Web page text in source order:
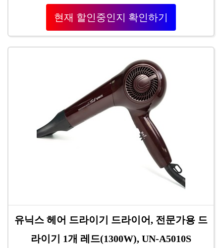
현재 할인중인지 확인하기
유닉스 헤어 드라이기 드라이어, 전문가용 드
라이기 1개 레드(1300W), UN-A5010S